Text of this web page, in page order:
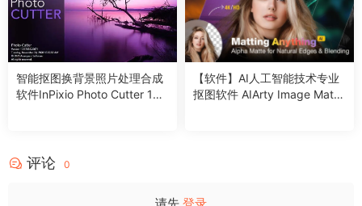
智能抠图换背景照片处理合成
软件InPixio Photo Cutter 10.
【软件】AI人工智能技术专业
抠图软件 AIArty Image Matti
评论 0